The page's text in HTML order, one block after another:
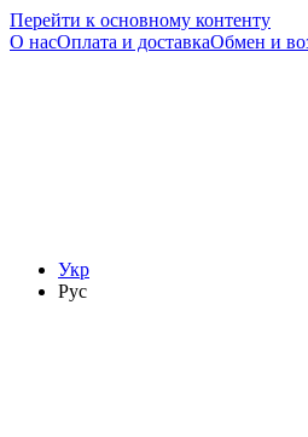
Перейти к основному контенту
О насОплата и доставкаОбмен и
Укр
Рус